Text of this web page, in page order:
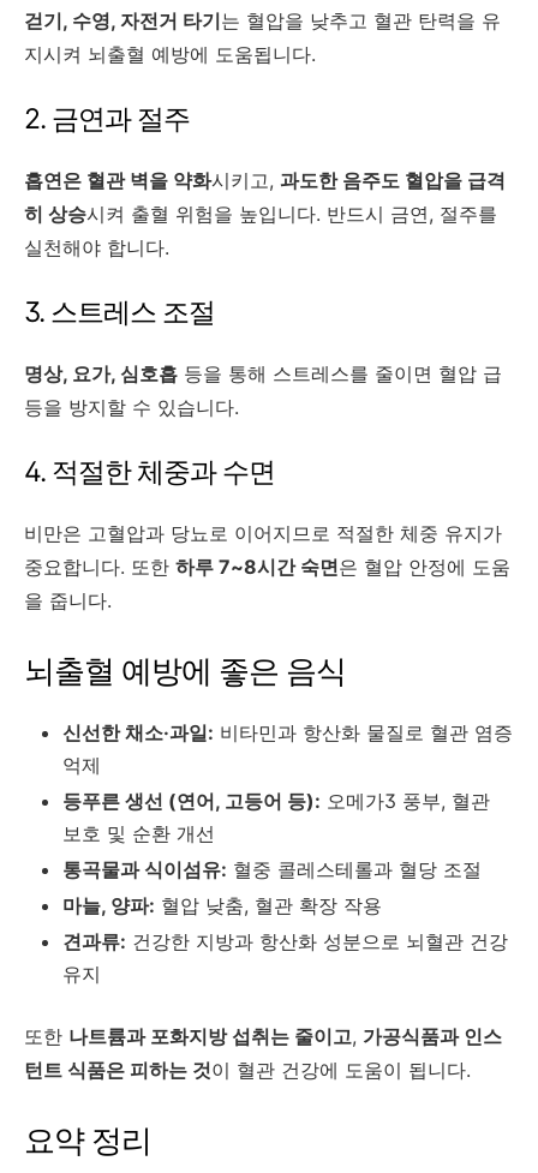
걷기, 수영, 자전거 타기는 혈압을 낮추고 혈관 탄력을 유
지시켜 뇌출혈 예방에 도움됩니다.
2. 금연과 절주
흡연은 혈관 벽을 약화시키고, 과도한 음주도 혈압을 급격
히 상승시켜 출혈 위험을 높입니다. 반드시 금연, 절주를
실천해야 합니다.
3. 스트레스 조절
명상, 요가, 심호흡 등을 통해 스트레스를 줄이면 혈압 급
등을 방지할 수 있습니다.
4. 적절한 체중과 수면
비만은 고혈압과 당뇨로 이어지므로 적절한 체중 유지가
중요합니다. 또한 하루 7~8시간 숙면은 혈압 안정에 도움
을 줍니다.
뇌출혈 예방에 좋은 음식
신선한 채소·과일: 비타민과 항산화 물질로 혈관 염증
억제
등푸른 생선 (연어, 고등어 등): 오메가3 풍부, 혈관
보호 및 순환 개선
통곡물과 식이섬유: 혈중 콜레스테롤과 혈당 조절
마늘, 양파: 혈압 낮춤, 혈관 확장 작용
견과류: 건강한 지방과 항산화 성분으로 뇌혈관 건강
유지
또한 나트륨과 포화지방 섭취는 줄이고, 가공식품과 인스
턴트 식품은 피하는 것이 혈관 건강에 도움이 됩니다.
요약 정리